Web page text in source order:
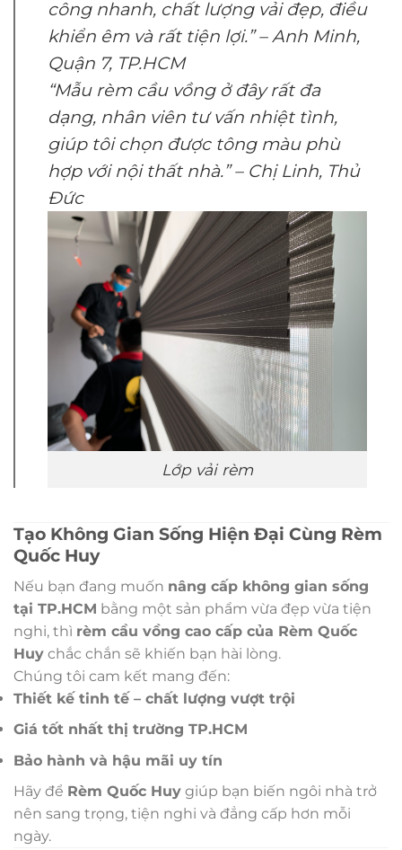
công nhanh, chất lượng vải đẹp, điều
khiển êm và rất tiện lợi.” – Anh Minh,
Quận 7, TP.HCM
“Mẫu rèm cầu vồng ở đây rất đa
dạng, nhân viên tư vấn nhiệt tình,
giúp tôi chọn được tông màu phù
hợp với nội thất nhà.” – Chị Linh, Thủ
Đức
Lớp vải rèm
Tạo Không Gian Sống Hiện Đại Cùng Rèm
Quốc Huy
Nếu bạn đang muốn nâng cấp không gian sống
tại TP.HCM bằng một sản phẩm vừa đẹp vừa tiện
nghi, thì rèm cầu vồng cao cấp của Rèm Quốc
Huy chắc chắn sẽ khiến bạn hài lòng.
Chúng tôi cam kết mang đến:
Thiết kế tinh tế – chất lượng vượt trội
Giá tốt nhất thị trường TP.HCM
Bảo hành và hậu mãi uy tín
Hãy để Rèm Quốc Huy giúp bạn biến ngôi nhà trở
nên sang trọng, tiện nghi và đẳng cấp hơn mỗi
ngày.